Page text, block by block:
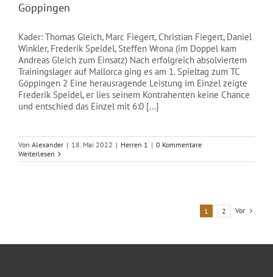
Göppingen
Kader: Thomas Gleich, Marc Fiegert, Christian Fiegert, Daniel
Winkler, Frederik Speidel, Steffen Wrona (im Doppel kam
Andreas Gleich zum Einsatz) Nach erfolgreich absolviertem
Trainingslager auf Mallorca ging es am 1. Spieltag zum TC
Göppingen 2 Eine herausragende Leistung im Einzel zeigte
Frederik Speidel, er lies seinem Kontrahenten keine Chance
und entschied das Einzel mit 6:0 [...]
Von Alexander | 18. Mai 2022 | Herren 1 | 0 Kommentare
Weiterlesen
1 2 Vor